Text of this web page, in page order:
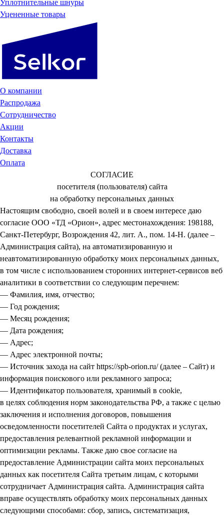
Уплотнительные шнуры
Уцененные товары
О компании
Распродажа
Сотрудничество
Акции
Контакты
Доставка
Оплата
СОГЛАСИЕ
посетителя (пользователя) сайта
на обработку персональных данных
Настоящим свободно, своей волей и в своем интересе даю
согласие ООО «ТД «Орион», адрес местонахождения: 198188,
Санкт-Петербург, Возрождения 42, лит. А., пом. 14-Н. (далее –
Администрация сайта), на автоматизированную и
неавтоматизированную обработку моих персональных данных,
в том числе с использованием сторонних интернет-сервисов веб
аналитики в соответствии со следующим перечнем:
— Фамилия, имя, отчество;
— Год рождения;
— Месяц рождения;
— Дата рождения;
— Адрес;
— Адрес электронной почты;
— Источник захода на сайт https://spb-orion.ru/ (далее – Сайт) и
информация поискового или рекламного запроса;
— Идентификатор пользователя, хранимый в cookie,
в целях соблюдения норм законодательства РФ, а также с целью
заключения и исполнения договоров, повышения
осведомленности посетителей Сайта о продуктах и услугах,
предоставления релевантной рекламной информации и
оптимизации рекламы. Также даю свое согласие на
предоставление Администрации сайта моих персональных
данных как посетителя Сайта третьим лицам, с которыми
сотрудничает Администрация сайта. Администрация сайта
вправе осуществлять обработку моих персональных данных
следующими способами: сбор, запись, систематизация,